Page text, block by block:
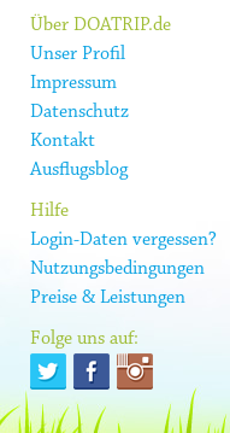
Über DOATRIP.de
Unser Profil
Impressum
Datenschutz
Kontakt
Ausflugsblog
Hilfe
Login-Daten vergessen?
Nutzungsbedingungen
Preise & Leistungen
Folge uns auf: